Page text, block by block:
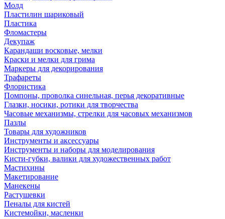
Молд
Пластилин шариковый
Пластика
Фломастеры
Декупаж
Карандаши восковые, мелки
Краски и мелки для грима
Маркеры для декорирования
Трафареты
Флористика
Помпоны, проволка синельная, перья декоративные
Глазки, носики, ротики для творчества
Часовые механизмы, стрелки для часовых механизмов
Пазлы
Товары для художников
Инструменты и аксессуары
Инструменты и наборы для моделирования
Кисти-губки, валики для художественных работ
Мастихины
Макетирование
Манекены
Растушевки
Пеналы для кистей
Кистемойки, масленки